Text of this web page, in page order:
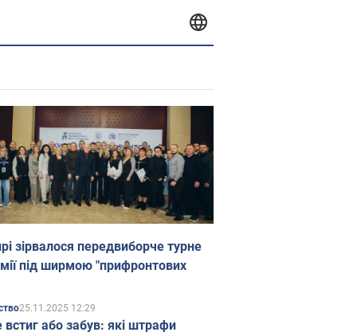
зірвалося передвиборче турне
під ширмою "прифронтових
25.11.2025 12:29
встиг або забув: які штрафи